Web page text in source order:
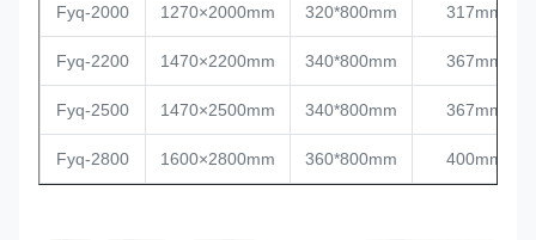
Fyq-2000 1270×2000mm 320*800mm 317mm
Fyq-2200 1470×2200mm 340*800mm 367mm
Fyq-2500 1470×2500mm 340*800mm 367mm
Fyq-2800 1600×2800mm 360*800mm 400mm